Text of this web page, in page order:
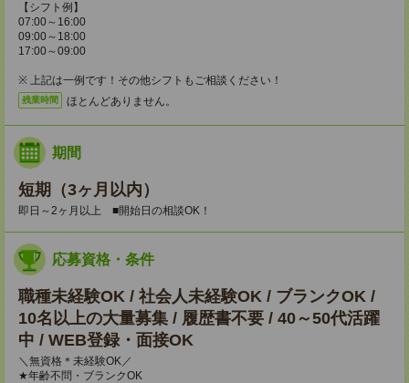
【シフト例】
07:00～16:00
09:00～18:00
17:00～09:00
※ 上記は一例です！その他シフトもご相談ください！
残業時間 ほとんどありません。
期間
短期（3ヶ月以内）
即日～2ヶ月以上 ■開始日の相談OK！
応募資格・条件
職種未経験OK / 社会人未経験OK / ブランクOK /
10名以上の大量募集 / 履歴書不要 / 40～50代活躍
中 / WEB登録・面接OK
＼無資格＊未経験OK／
★年齢不問・ブランクOK